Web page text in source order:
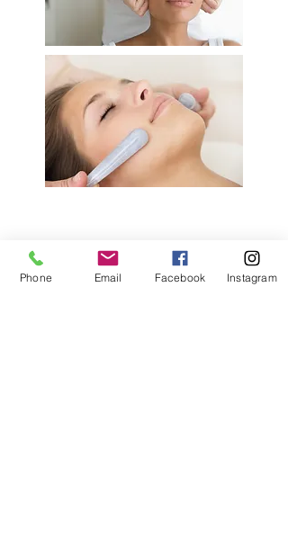
Phone Email Facebook Instagram